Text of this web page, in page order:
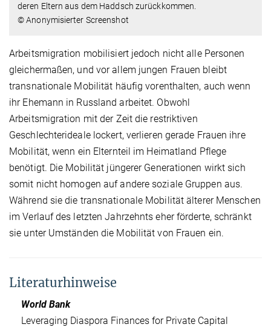
deren Eltern aus dem Haddsch zurückkommen.
© Anonymisierter Screenshot
Arbeitsmigration mobilisiert jedoch nicht alle Personen
gleichermaßen, und vor allem jungen Frauen bleibt
transnationale Mobilität häufig vorenthalten, auch wenn
ihr Ehemann in Russland arbeitet. Obwohl
Arbeitsmigration mit der Zeit die restriktiven
Geschlechterideale lockert, verlieren gerade Frauen ihre
Mobilität, wenn ein Elternteil im Heimatland Pflege
benötigt. Die Mobilität jüngerer Generationen wirkt sich
somit nicht homogen auf andere soziale Gruppen aus.
Während sie die transnationale Mobilität älterer Menschen
im Verlauf des letzten Jahrzehnts eher förderte, schränkt
sie unter Umständen die Mobilität von Frauen ein.
Literaturhinweise
World Bank
Leveraging Diaspora Finances for Private Capital